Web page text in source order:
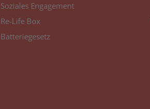
Soziales Engagement
Re-Life Box
Batteriegesetz